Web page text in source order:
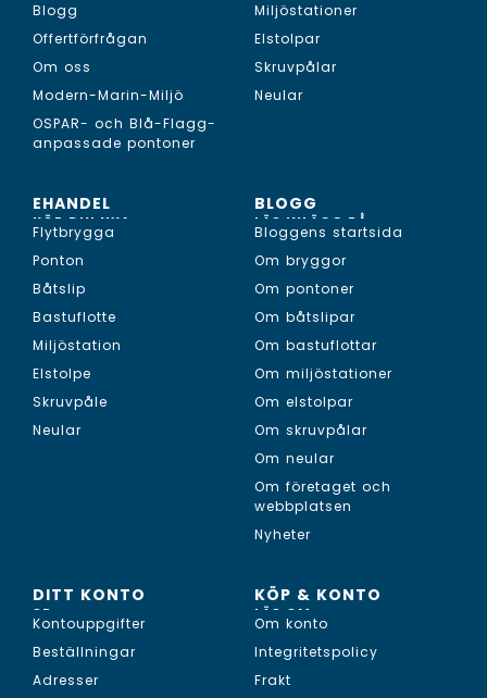
Blogg
Offertförfrågan
Om oss
Modern-Marin-Miljö
OSPAR- och Blå-Flagg-
anpassade pontoner
Miljöstationer
Elstolpar
Skruvpålar
Neular
EHANDEL
KÖP DIN NYA...
Flytbrygga
Ponton
Båtslip
Bastuflotte
Miljöstation
Elstolpe
Skruvpåle
Neular
BLOGG
LÄS INLÄGG PÅ...
Bloggens startsida
Om bryggor
Om pontoner
Om båtslipar
Om bastuflottar
Om miljöstationer
Om elstolpar
Om skruvpålar
Om neular
Om företaget och
webbplatsen
Nyheter
DITT KONTO
SE...
Kontouppgifter
Beställningar
Adresser
KÖP & KONTO
LÄS OM...
Om konto
Integritetspolicy
Frakt